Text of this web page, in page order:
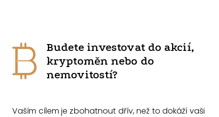
Budete investovat do akcií,
kryptoměn nebo do
nemovitostí?
Vaším cílem je zbohatnout dřív, než to dokáží vaši